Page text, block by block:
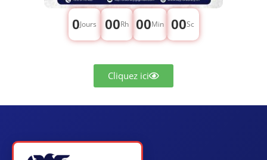
0Jours 00Rh 00Min 00Sc
Cliquez ici